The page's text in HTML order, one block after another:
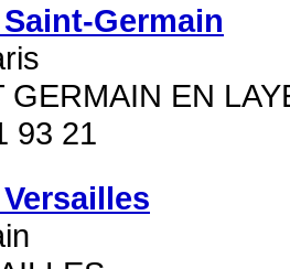
Germain
GERMAIN EN
93 21